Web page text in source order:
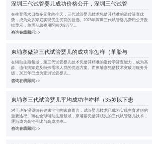
深圳三代试管婴儿成功价格公开，深圳三代试管
在生育需求日益多元化的今天，三代试管婴儿技术凭借其精准的遗传筛查优
势，成为众多家庭实现优生优育的首选。2025年深圳三代试管婴儿费用公开数
据显示，单周期总费用区间为8万至...
咨询在线顾问>>
柬埔寨做第三代试管婴儿的成功率怎样（单胎与
在辅助生殖领域，第三代试管婴儿技术凭借其精准的遗传学筛查能力，成为高
龄、遗传病家庭及特殊需求人群的优选方案。而柬埔寨凭借技术突破与服务升
级，2025年已成为亚洲试管婴儿...
咨询在线顾问>>
柬埔寨三代试管婴儿平均成功率咋样（35岁以下患
对于许多渴望拥有健康宝宝的家庭而言，试管婴儿技术已成为实现生育梦想的
重要途径。而在全球辅助生殖领域，柬埔寨凭借其领先的三代试管婴儿技术，
逐渐成为高性价比与高成功率...
咨询在线顾问>>